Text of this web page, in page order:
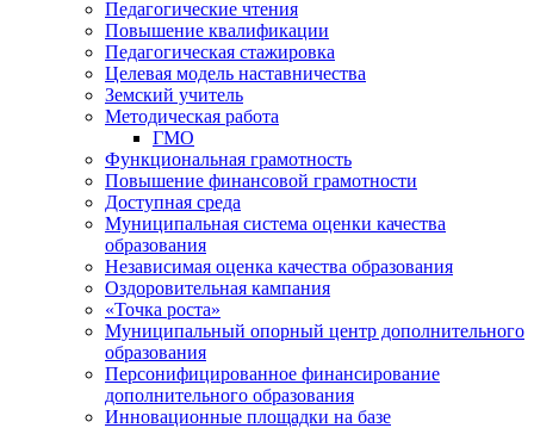
Педагогические чтения
Повышение квалификации
Педагогическая стажировка
Целевая модель наставничества
Земский учитель
Методическая работа
ГМО
Функциональная грамотность
Повышение финансовой грамотности
Доступная среда
Муниципальная система оценки качества
образования
Независимая оценка качества образования
Оздоровительная кампания
«Точка роста»
Муниципальный опорный центр дополнительного
образования
Персонифицированное финансирование
дополнительного образования
Инновационные площадки на базе